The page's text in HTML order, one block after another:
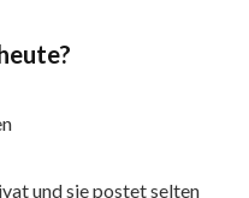
und sie postet selten